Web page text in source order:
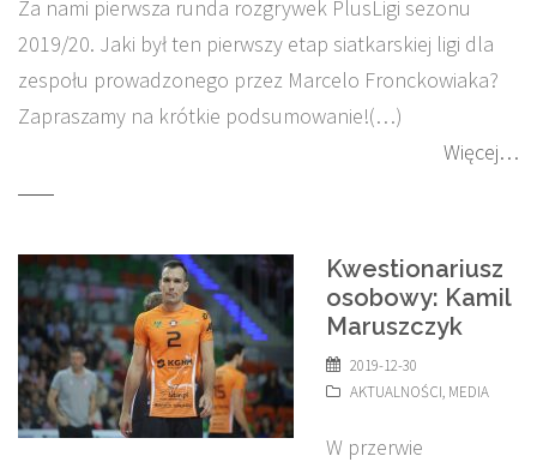
Za nami pierwsza runda rozgrywek PlusLigi sezonu
2019/20. Jaki był ten pierwszy etap siatkarskiej ligi dla
zespołu prowadzonego przez Marcelo Fronckowiaka?
Zapraszamy na krótkie podsumowanie!(…)
Więcej…
Kwestionariusz
osobowy: Kamil
Maruszczyk
2019-12-30
AKTUALNOŚCI, MEDIA
W przerwie